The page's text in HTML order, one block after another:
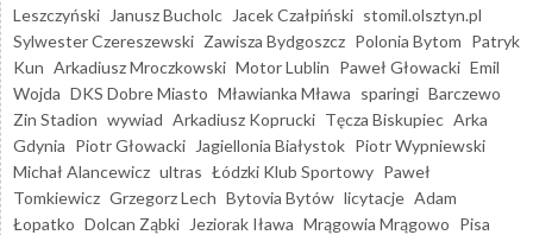
Leszczyński
Janusz Bucholc Jacek Czałpiński stomil.olsztyn.pl
Sylwester Czereszewski Zawisza Bydgoszcz Polonia Bytom Patryk
Kun Arkadiusz Mroczkowski Motor Lublin Paweł Głowacki Emil
Wojda DKS Dobre Miasto Mławianka Mława sparingi Barczewo
Zin Stadion wywiad Arkadiusz Koprucki Tęcza Biskupiec Arka
Gdynia Piotr Głowacki Jagiellonia Białystok Piotr Wypniewski
Michał Alancewicz ultras Łódzki Klub Sportowy Paweł
Tomkiewicz Grzegorz Lech Bytovia Bytów licytacje Adam
Łopatko Dolcan Ząbki Jeziorak Iława Mrągowia Mrągowo Pisa